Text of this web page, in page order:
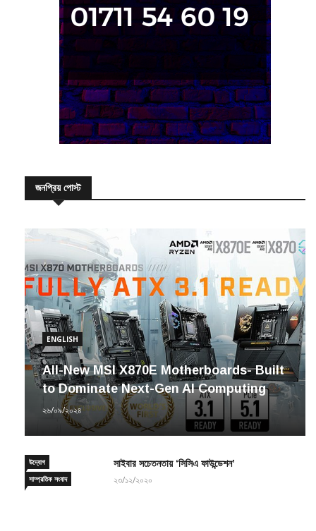
জনপ্রিয় পোস্ট
ENGLISH
All-New MSI X870E Motherboards- Built
to Dominate Next-Gen AI Computing
২৬/০৯/২০২৪
উদ্যোগ
সাম্প্রতিক সংবাদ
সাইবার সচেতনতায় ‘সিসিএ ফাউন্ডেশন’
২৩/১২/২০২০